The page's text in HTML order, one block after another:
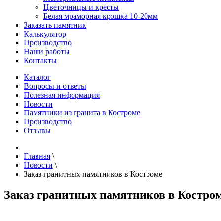
Цветочницы и кресты
Белая мраморная крошка 10-20мм
Заказать памятник
Калькулятор
Производство
Наши работы
Контакты
Каталог
Вопросы и ответы
Полезная информация
Новости
Памятники из гранита в Костроме
Производство
Отзывы
Главная \
Новости \
Заказ гранитных памятников в Костроме
Заказ гранитных памятников в